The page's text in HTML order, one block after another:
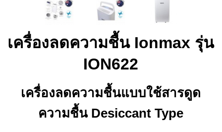
เครื่องลดความชื้น Ionmax รุ่น
ION622
เครื่องลดความชื้นแบบใช้สารดูด
ความชื้น Desiccant Type